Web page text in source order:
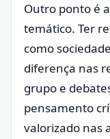
Outro ponto é
temático. Ter
como
diferença nas
grupo e
pensamento
valorizado nas